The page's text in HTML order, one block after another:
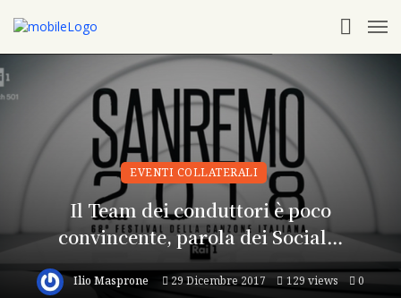
EVENTI COLLATERALI
Il Team dei conduttori è poco
convincente, parola dei Social…
Ilio Masprone 29 Dicembre 2017 129 views 0